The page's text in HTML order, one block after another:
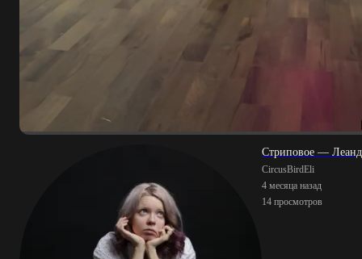
Стриповое —
CircusBirdEli
4 месяца назад
14 просмотров